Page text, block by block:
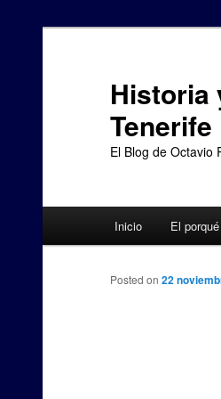
Historia
Tenerife
El Blog de Octavio
Inicio El
Posted on 22